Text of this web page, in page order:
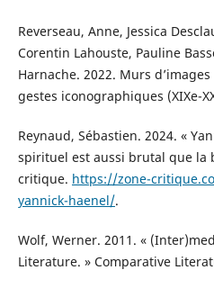
Reverseau, Anne, Jessica
Corentin Lahouste, Pauline
Harnache. 2022. Murs
gestes iconographiques (XIXe-
Reynaud, Sébastien. 2024. «
spirituel est aussi brutal que la
critique. https://zone-
yannick-haenel/.
Wolf, Werner. 2011. «
Literature. » Comparative